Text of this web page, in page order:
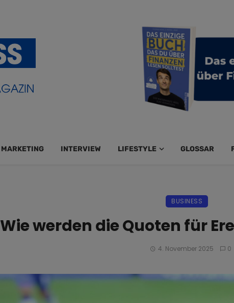
MARKETING INTERVIEW LIFESTYLE GLOSSAR
BUSINESS
Wie werden die Quoten für
4. November 2025 0